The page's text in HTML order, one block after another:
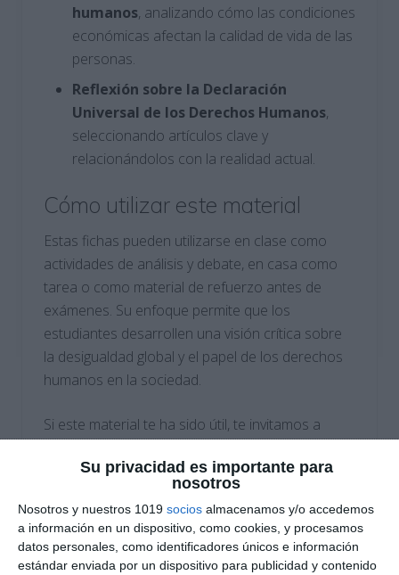
Su privacidad es importante para
nosotros
Nosotros y nuestros 1019 socios almacenamos y/o accedemos
a información en un dispositivo, como cookies, y procesamos
datos personales, como identificadores únicos e información
estándar enviada por un dispositivo para publicidad y contenido
humanos, analizando cómo las condiciones
económicas afectan la calidad de vida de las
personas.
Reflexión sobre la Declaración
Universal de los Derechos Humanos,
seleccionando artículos clave y
relacionándolos con la realidad actual.
Cómo utilizar este material
Estas fichas pueden utilizarse en clase como
actividades de análisis y debate, en casa como
tarea o como material de refuerzo antes de
exámenes. Su enfoque permite que los
estudiantes desarrollen una visión crítica sobre
la desigualdad global y el papel de los derechos
humanos en la sociedad.
Si este material te ha sido útil, te invitamos a
Recursos ESO. Además, te recomendamos
Orientación Andújar : Recursos educativos
para diversas áreas del conocimiento.